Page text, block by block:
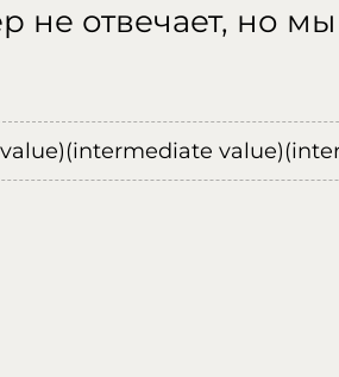
не отвечает, но